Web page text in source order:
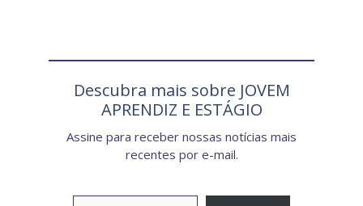
Descubra mais sobre JOVEM
APRENDIZ E ESTÁGIO
Assine para receber nossas notícias mais
recentes por e-mail.
Digite seu e-mail…